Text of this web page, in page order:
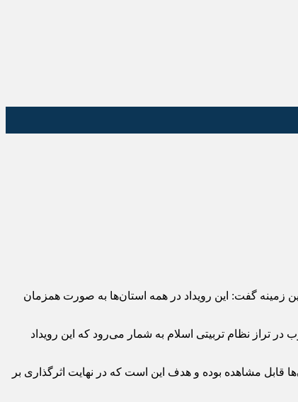
گفت: این رویداد در همه استان‌ها به صورت همزمان
تراز نظام تربیتی اسلام به شمار می‌رود که این رویداد
قابل مشاهده بوده و هدف این است که در نهایت اثرگذاری بر